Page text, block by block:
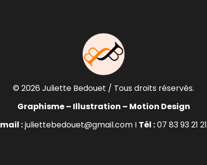
© 2026 Juliette Bedouet / Tous droits réservés.
Graphisme – Illustration – Motion Design
mail :juliettebedouet@gmail.com I Tél :07 83 93 21 21